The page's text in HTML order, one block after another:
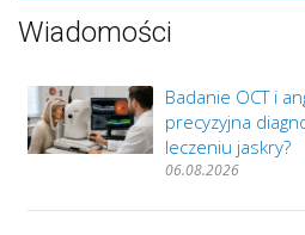
Wiadomości
Badanie OCT i
precyzyjna
leczeniu jaskry?
06.08.2026